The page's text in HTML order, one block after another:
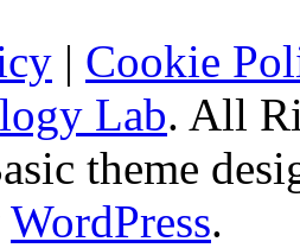
| Cookie
Lab. All
theme
WordPress.